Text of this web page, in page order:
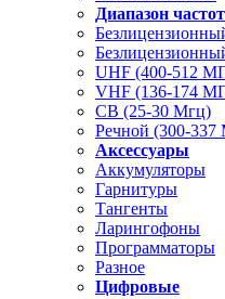
Диапазон частот
UHF (400-512
VHF (136-174
CB (25-30 Мгц)
Речной (300-
Аксессуары
Аккумуляторы
Гарнитуры
Тангенты
Ларингофоны
Программаторы
Разное
Цифровые